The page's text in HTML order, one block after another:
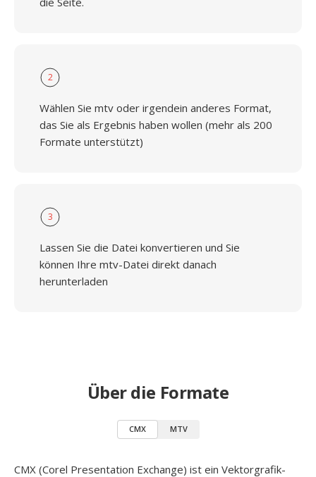
2
Wählen Sie mtv oder irgendein anderes Format,
das Sie als Ergebnis haben wollen (mehr als 200
Formate unterstützt)
3
Lassen Sie die Datei konvertieren und Sie
können Ihre mtv-Datei direkt danach
herunterladen
Über die Formate
CMX MTV
CMX (Corel Presentation Exchange) ist ein Vektorgrafik-